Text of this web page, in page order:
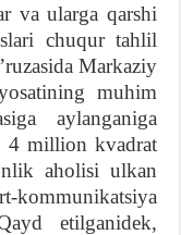
va ularga qarshi
chuqur tahlil
Markaziy
muhim
aylanganiga
4 million kvadrat
aholisi ulkan
kommunikatsiya
etilganidek,